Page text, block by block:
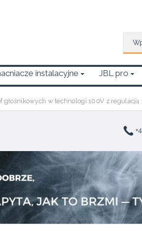
instalacyjne JBL pro
głośnikowych w technologi 100V z regulacją